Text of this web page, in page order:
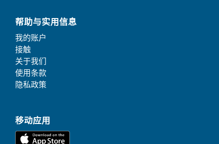
帮助与实用信息
我的账户
接触
关于我们
使用条款
隐私政策
移动应用